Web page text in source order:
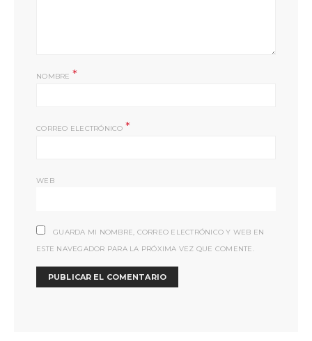
NOMBRE *
CORREO ELECTRÓNICO *
WEB
GUARDA MI NOMBRE, CORREO ELECTRÓNICO Y WEB EN
ESTE NAVEGADOR PARA LA PRÓXIMA VEZ QUE COMENTE.